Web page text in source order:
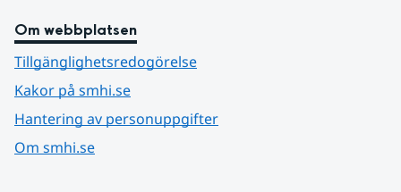
Om webbplatsen
Tillgänglighetsredogörelse
Kakor på smhi.se
Hantering av personuppgifter
Om smhi.se